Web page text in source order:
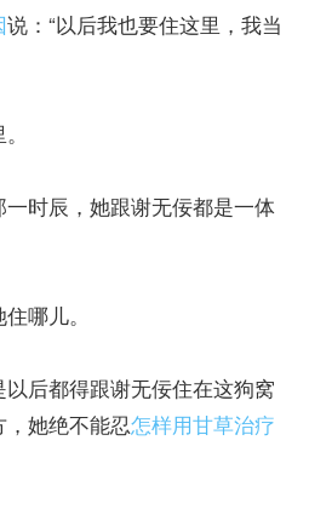
说：“以后我也要住这里，我当
时辰，她跟谢无佞都是一体
哪儿。
后都得跟谢无佞住在这狗窝
她绝不能忍怎样用甘草治疗